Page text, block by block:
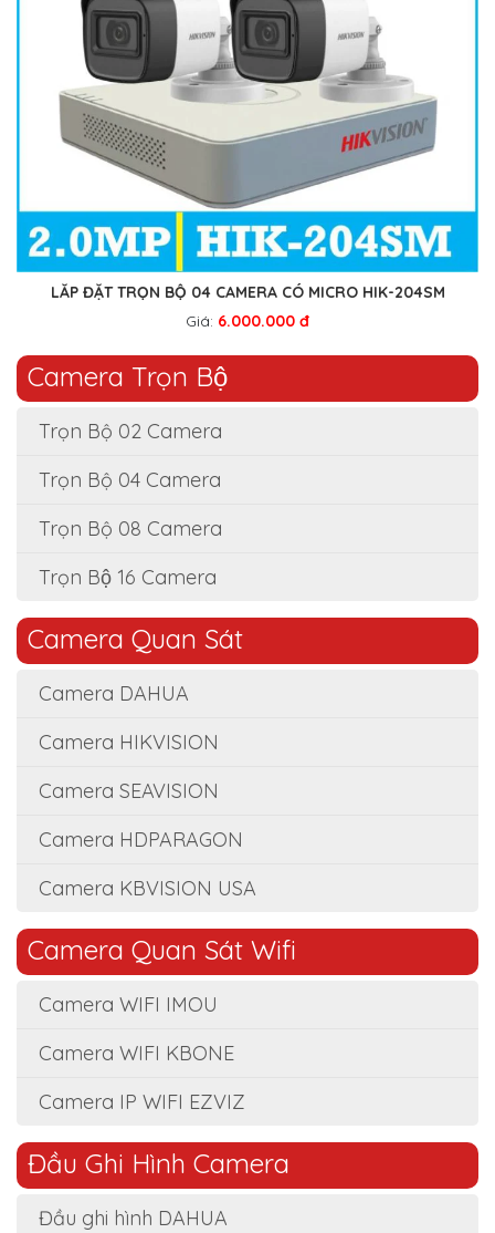
LẮP ĐẶT TRỌN BỘ 04 CAMERA CÓ MICRO HIK-204SM
Giá: 6.000.000 đ
Camera Trọn Bộ
Trọn Bộ 02 Camera
Trọn Bộ 04 Camera
Trọn Bộ 08 Camera
Trọn Bộ 16 Camera
Camera Quan Sát
Camera DAHUA
Camera HIKVISION
Camera SEAVISION
Camera HDPARAGON
Camera KBVISION USA
Camera Quan Sát Wifi
Camera WIFI IMOU
Camera WIFI KBONE
Camera IP WIFI EZVIZ
Đầu Ghi Hình Camera
Đầu ghi hình DAHUA